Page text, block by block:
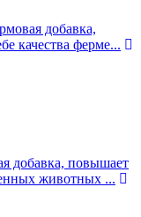
добавка,
качества ферме...
добавка, повышает
животных ...